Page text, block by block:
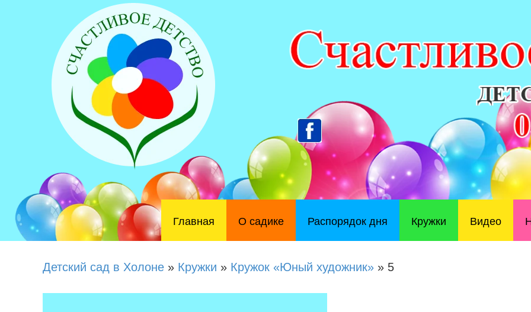
Главная О садике Распорядок дня Кружки Видео
Детский сад в Холоне » Кружки » Кружок «Юный художник» » 5